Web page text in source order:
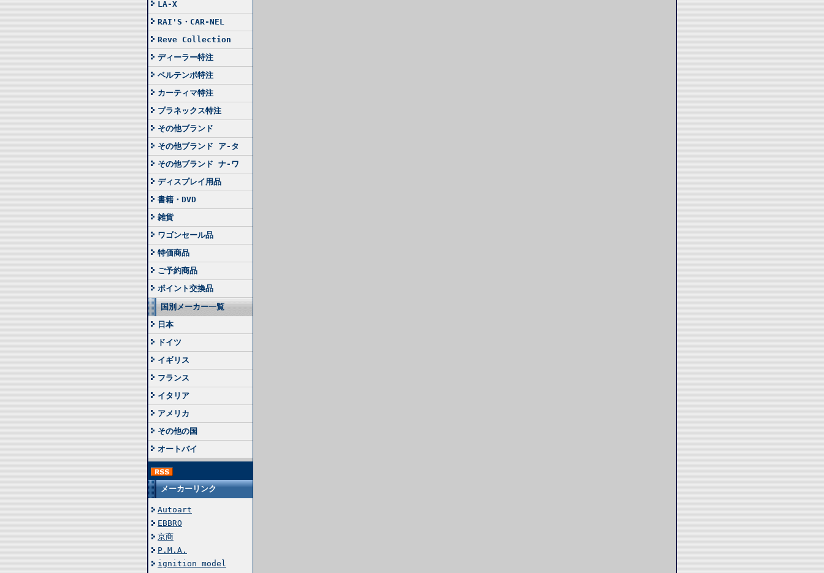
LA-X
RAI'S・CAR-NEL
Reve Collection
ディーラー特注
ベルテンポ特注
カーティマ特注
プラネックス特注
その他ブランド
その他ブランド ア-タ
その他ブランド ナ-ワ
ディスプレイ用品
書籍・DVD
雑貨
ワゴンセール品
特価商品
ご予約商品
ポイント交換品
国別メーカー一覧
日本
ドイツ
イギリス
フランス
イタリア
アメリカ
その他の国
オートバイ
メーカーリンク
Autoart
EBBRO
京商
P.M.A.
ignition model